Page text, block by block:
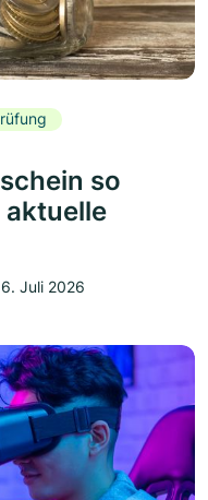
so
aktuelle
Juli 2026